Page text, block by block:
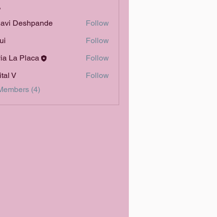
Deshpande
Follow
Follow
La Placa
Follow
V
Follow
(4)